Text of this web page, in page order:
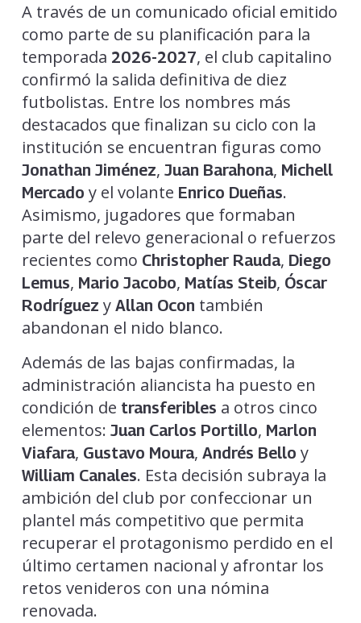
A través de un comunicado oficial emitido
como parte de su planificación para la
temporada 2026-2027, el club capitalino
confirmó la salida definitiva de diez
futbolistas. Entre los nombres más
destacados que finalizan su ciclo con la
institución se encuentran figuras como
Jonathan Jiménez, Juan Barahona, Michell
Mercado y el volante Enrico Dueñas.
Asimismo, jugadores que formaban
parte del relevo generacional o refuerzos
recientes como Christopher Rauda, Diego
Lemus, Mario Jacobo, Matías Steib, Óscar
Rodríguez y Allan Ocon también
abandonan el nido blanco.
Además de las bajas confirmadas, la
administración aliancista ha puesto en
condición de transferibles a otros cinco
elementos: Juan Carlos Portillo, Marlon
Viafara, Gustavo Moura, Andrés Bello y
William Canales. Esta decisión subraya la
ambición del club por confeccionar un
plantel más competitivo que permita
recuperar el protagonismo perdido en el
último certamen nacional y afrontar los
retos venideros con una nómina
renovada.